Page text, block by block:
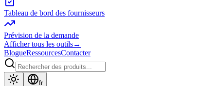
Tableau de bord des fournisseurs
Prévision de la demande
Afficher tous les outils→
BlogueRessourcesContacter
fr